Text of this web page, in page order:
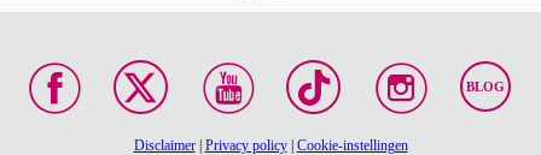
BLOG
Disclaimer| Privacy policy| Cookie-instellingen